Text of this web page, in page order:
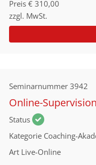
Preis € 310,00
zzgl. MwSt.
Seminarnummer 3942
Online-Supervision
Status
Kategorie Coaching-
Art Live-Online